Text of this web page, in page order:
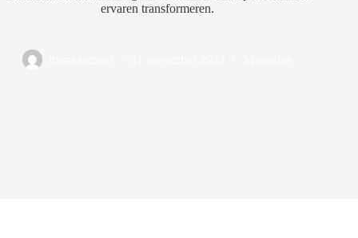
ervaren transformeren.